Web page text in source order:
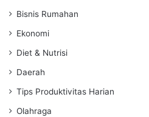
Bisnis Rumahan
Ekonomi
Diet & Nutrisi
Daerah
Tips Produktivitas Harian
Olahraga